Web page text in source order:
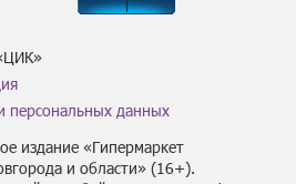
персональных данных
издание «Гипермаркет
и области» (16+).